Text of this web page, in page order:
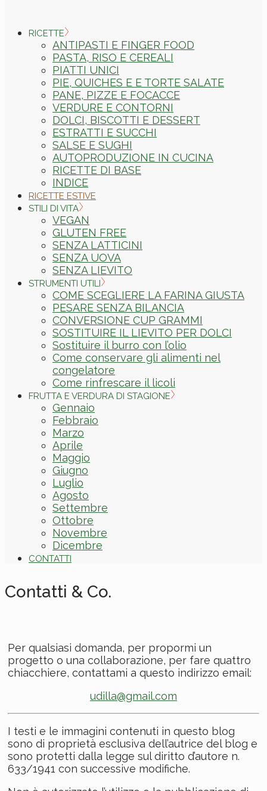
RICETTE
ANTIPASTI E FINGER FOOD
PASTA, RISO E CEREALI
PIATTI UNICI
PIE, QUICHES E E TORTE SALATE
PANE, PIZZE E FOCACCE
VERDURE E CONTORNI
DOLCI, BISCOTTI E DESSERT
ESTRATTI E SUCCHI
SALSE E SUGHI
AUTOPRODUZIONE IN CUCINA
RICETTE DI BASE
INDICE
RICETTE ESTIVE
STILI DI VITA
VEGAN
GLUTEN FREE
SENZA LATTICINI
SENZA UOVA
SENZA LIEVITO
STRUMENTI UTILI
COME SCEGLIERE LA FARINA GIUSTA
PESARE SENZA BILANCIA
CONVERSIONE CUP GRAMMI
SOSTITUIRE IL LIEVITO PER DOLCI
Sostituire il burro con l’olio
Come conservare gli alimenti nel
congelatore
Come rinfrescare il licoli
FRUTTA E VERDURA DI STAGIONE
Gennaio
Febbraio
Marzo
Aprile
Maggio
Giugno
Luglio
Agosto
Settembre
Ottobre
Novembre
Dicembre
CONTATTI
Contatti & Co.
Per qualsiasi domanda, per propormi un
progetto o una collaborazione, per fare quattro
chiacchiere, contattami a questo indirizzo email:
udilla@gmail.com
I testi e le immagini contenuti in questo blog
sono di proprietà esclusiva dell’autrice del blog e
sono protetti dalla legge sul diritto d’autore n.
633/1941 con successive modifiche.